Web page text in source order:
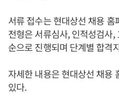
서류 접수는 현대상선 채용
전형은 서류심사, 인적성검사,
순으로 진행되며 단계별 합격
자세한 내용은 현대상선 채용
있다.